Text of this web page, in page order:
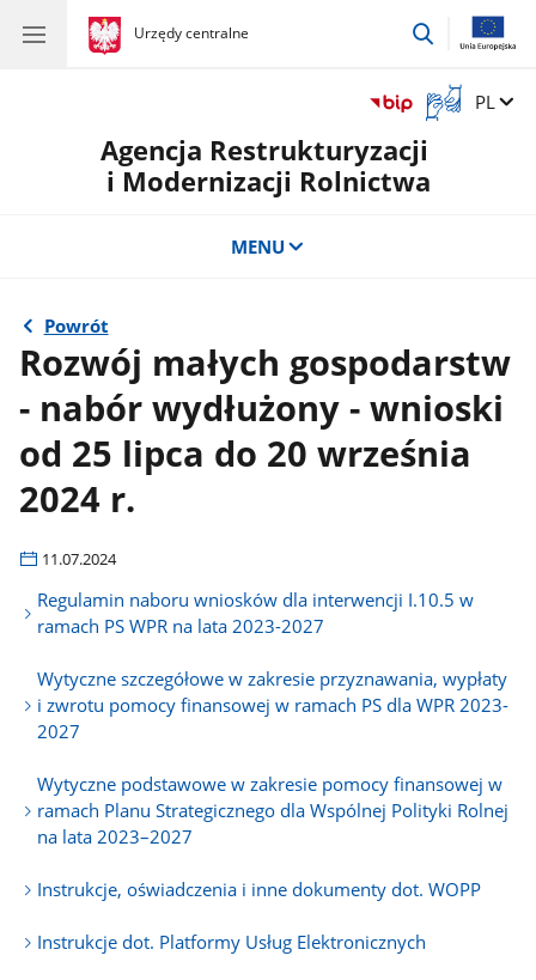
gov.pl
Urzędy centralne
gov.pl
Urzędy
przejdź
Otwórz
okno
z
tłumaczem
Zmień
PL
Agencja Restrukturyzacji
i Modernizacji Rolnictwa
MENU
Powrót
Rozwój małych gospodarstw
- nabór wydłużony - wnioski
od 25 lipca do 20 września
2024 r.
11.07.2024
Regulamin naboru wniosków dla interwencji I.10.5 w
ramach PS WPR na lata 2023-2027
Wytyczne szczegółowe w zakresie przyznawania, wypłaty
i zwrotu pomocy finansowej w ramach PS dla WPR 2023-
2027
Wytyczne podstawowe w zakresie pomocy finansowej w
ramach Planu Strategicznego dla Wspólnej Polityki Rolnej
na lata 2023–2027
Instrukcje, oświadczenia i inne dokumenty dot. WOPP
Instrukcje dot. Platformy Usług Elektronicznych